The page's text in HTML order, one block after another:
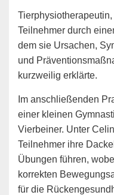
Teilnehmer durch
dem sie Ursachen,
und
kurzweilig erklärte.
Im anschließenden
einer kleinen
Vierbeiner. Unter
Teilnehmer ihre
Übungen führen,
korrekten
für die